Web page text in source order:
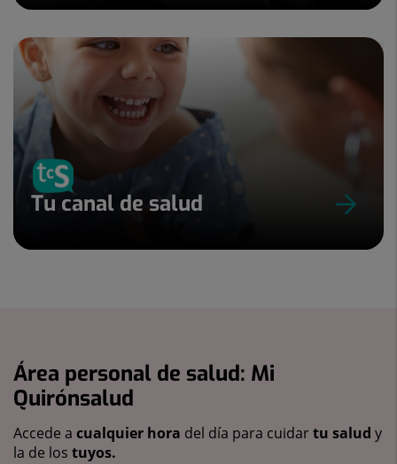
Tu canal de salud
Área personal de salud: Mi
Quirónsalud
Accede a cualquier hora del día para cuidartu salud y
la de los tuyos.